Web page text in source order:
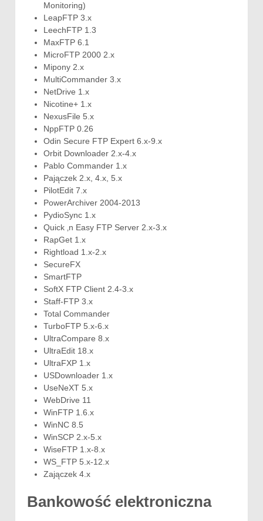
Monitoring)
LeapFTP 3.x
LeechFTP 1.3
MaxFTP 6.1
MicroFTP 2000 2.x
Mipony 2.x
MultiCommander 3.x
NetDrive 1.x
Nicotine+ 1.x
NexusFile 5.x
NppFTP 0.26
Odin Secure FTP Expert 6.x-9.x
Orbit Downloader 2.x-4.x
Pablo Commander 1.x
Pajączek 2.x, 4.x, 5.x
PilotEdit 7.x
PowerArchiver 2004-2013
PydioSync 1.x
Quick ‚n Easy FTP Server 2.x-3.x
RapGet 1.x
Rightload 1.x-2.x
SecureFX
SmartFTP
SoftX FTP Client 2.4-3.x
Staff-FTP 3.x
Total Commander
TurboFTP 5.x-6.x
UltraCompare 8.x
UltraEdit 18.x
UltraFXP 1.x
USDownloader 1.x
UseNeXT 5.x
WebDrive 11
WinFTP 1.6.x
WinNC 8.5
WinSCP 2.x-5.x
WiseFTP 1.x-8.x
WS_FTP 5.x-12.x
Zajączek 4.x
Bankowość elektroniczna